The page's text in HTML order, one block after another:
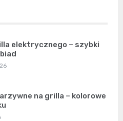
elektrycznego – szybki
na grilla – kolorowe